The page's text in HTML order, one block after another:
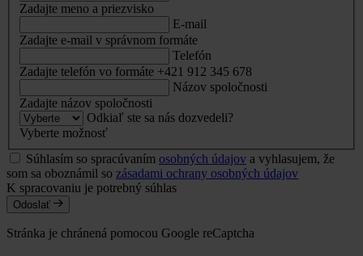
Zadajte meno a priezvisko
E-mail
Zadajte e-mail v správnom formáte
Telefón
Zadajte telefón vo formáte +421 912 345 678
Názov spoločnosti
Zadajte názov spoločnosti
Odkiaľ ste sa nás dozvedeli?
Vyberte možnosť
Súhlasím so spracúvaním osobných údajov a vyhlasujem, že
som sa oboznámil so zásadami ochrany osobných údajov
K spracovaniu je potrebný súhlas
Odoslať
Stránka je chránená pomocou Google reCaptcha